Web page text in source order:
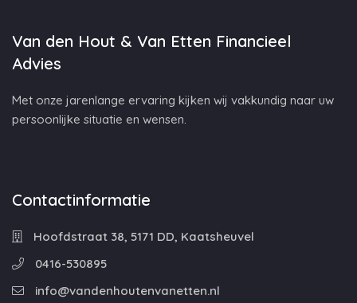
Van den Hout & Van Etten Financieel
Advies
Met onze jarenlange ervaring kijken wij vakkundig naar uw
persoonlijke situatie en wensen.
Contactinformatie
Hoofdstraat 38, 5171 DD, Kaatsheuvel
0416-530895
info@vandenhoutenvanetten.nl